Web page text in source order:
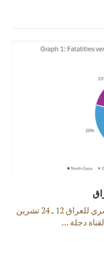
زيارة لجنة الأمم المتحدّة المعنية بالإختفاء القسري للعراق 12 ـ 24 تشرين